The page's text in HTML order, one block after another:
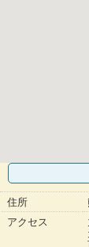
住所
アクセス